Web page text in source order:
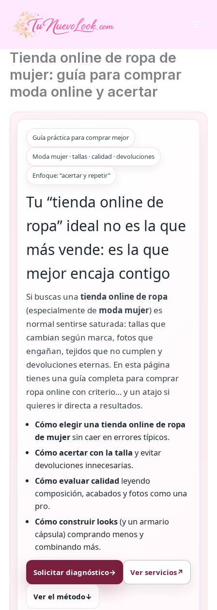
contenido
Tienda online de ropa de
mujer: guía para comprar
moda online y acertar
Guía práctica para comprar mejor
Moda mujer · tallas · calidad · devoluciones
Enfoque: “acertar y repetir”
Tu “tienda online de
ropa” ideal no es la que
más vende: es la que
mejor encaja contigo
Si buscas una tienda online de ropa
(especialmente de moda mujer) es
normal sentirse saturada: tallas que
cambian según marca, fotos que
engañan, tejidos que no cumplen y
devoluciones eternas. En esta página
tienes una guía completa para comprar
ropa online con criterio… y un atajo si
quieres ir directa a resultados.
Cómo elegir una tienda online de ropa
de mujersin caer en errores típicos.
Cómo acertar con la talla y evitar
devoluciones innecesarias.
Cómo evaluar calidad leyendo
composición, acabados y fotos como una
pro.
Cómo construir looks(y un armario
cápsula) comprando menos y
combinando más.
Solicitar diagnóstico→ Ver servicios↗
Ver el método↓